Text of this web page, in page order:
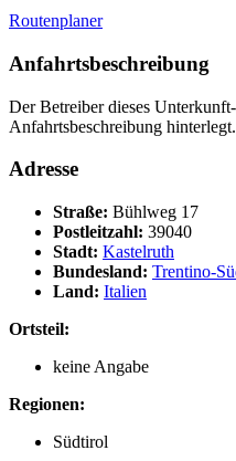
Routenplaner
Anfahrtsbeschreibung
Der Betreiber dieses
Anfahrtsbeschreibung hinterlegt.
Adresse
Straße: Bühlweg 17
Postleitzahl: 39040
Stadt: Kastelruth
Bundesland: Trentino-
Land: Italien
Ortsteil:
keine Angabe
Regionen:
Südtirol